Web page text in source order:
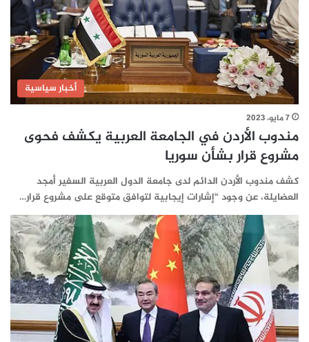
أخبار سياسية
7 مايو، 2023
مندوب الأردن في الجامعة العربية يكشف فحوى
مشروع قرار بشأن سوريا
كشف مندوب الأردن الدائم لدى جامعة الدول العربية السفير أمجد
العضايلة، عن وجود “إشارات إيجابية لتوافق متوقع على مشروع قرار…